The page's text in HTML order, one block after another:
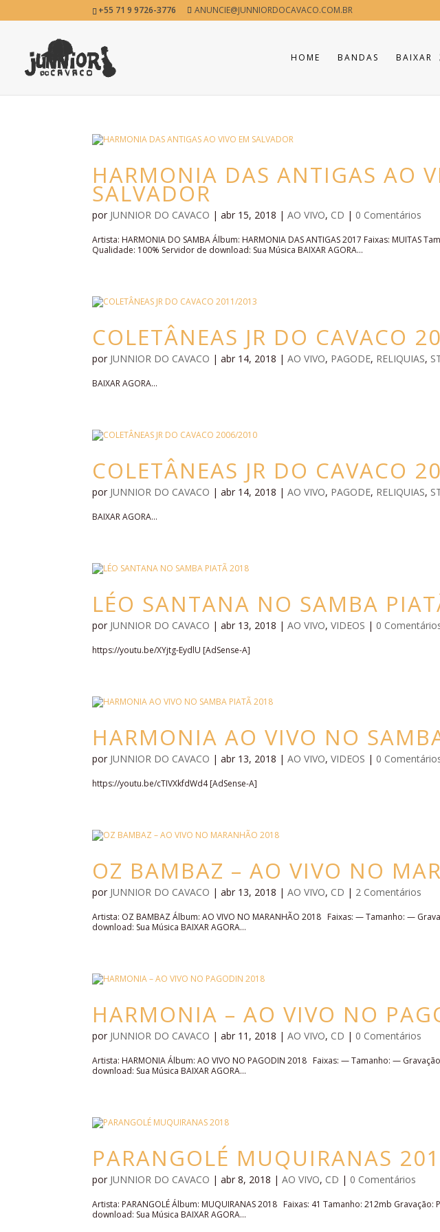
+55 71 9 9726-3776 ANUNCIE@JUNNIORDOCAVACO.COM.BR
HOME BANDAS BAIXAR
HARMONIA DAS ANTIGAS AO
SALVADOR
por JUNNIOR DO CAVACO |abr 15, 2018 |AO VIVO, CD | 0 Comentários
Artista: HARMONIA DO SAMBA Álbum: HARMONIA DAS ANTIGAS 2017 Faixas: MUITAS
Qualidade: 100% Servidor de download: Sua Música BAIXAR AGORA...
COLETÂNEAS JR DO CAVACO
por JUNNIOR DO CAVACO |abr 14, 2018 |AO VIVO, PAGODE, RELIQUIAS,
BAIXAR AGORA...
COLETÂNEAS JR DO CAVACO
por JUNNIOR DO CAVACO |abr 14, 2018 |AO VIVO, PAGODE, RELIQUIAS,
BAIXAR AGORA...
LÉO SANTANA NO SAMBA
por JUNNIOR DO CAVACO |abr 13, 2018 |AO VIVO,VIDEOS | 0
https://youtu.be/XYjtg-EydlU [AdSense-A]
HARMONIA AO VIVO NO
por JUNNIOR DO CAVACO |abr 13, 2018 |AO VIVO,VIDEOS | 0
https://youtu.be/cTIVXkfdWd4 [AdSense-A]
OZ BAMBAZ – AO VIVO NO
por JUNNIOR DO CAVACO |abr 13, 2018 |AO VIVO, CD | 2 Comentários
Artista: OZ BAMBAZ Álbum: AO VIVO NO MARANHÃO 2018 Faixas: — Tamanho: —
download: Sua Música BAIXAR AGORA...
HARMONIA – AO VIVO NO
por JUNNIOR DO CAVACO |abr 11, 2018 |AO VIVO, CD | 0 Comentários
Artista: HARMONIA Álbum: AO VIVO NO PAGODIN 2018 Faixas: — Tamanho: —
download: Sua Música BAIXAR AGORA...
PARANGOLÉ MUQUIRANAS
por JUNNIOR DO CAVACO |abr 8, 2018 |AO VIVO, CD | 0 Comentários
Artista: PARANGOLÉ Álbum: MUQUIRANAS 2018 Faixas: 41 Tamanho: 212mb
download: Sua Música BAIXAR AGORA...